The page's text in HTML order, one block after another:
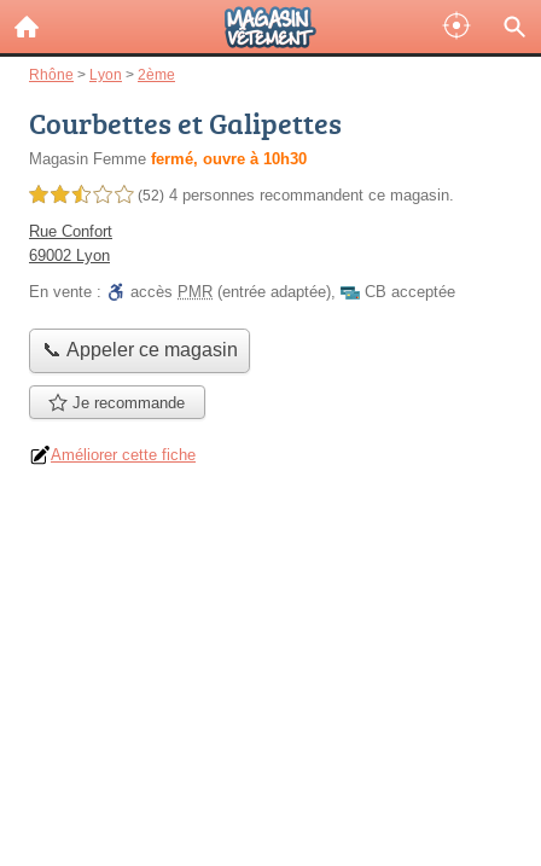
Rhône > Lyon > 2ème
Courbettes et Galipettes
Magasin Femme fermé, ouvre à 10h30
2,5 étoiles sur 5 (52) 4 personnes recommandent ce magasin.
Rue Confort
69002 Lyon
En vente :
accès PMR (entrée adaptée), CB acceptée
📞 Appeler ce magasin
Je recommande
Améliorer cette fiche